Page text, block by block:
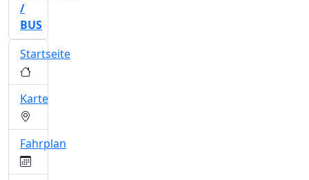
/
BUS
Startseite
Karte
Fahrplan